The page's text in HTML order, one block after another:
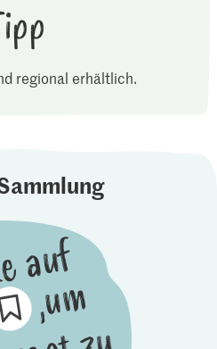
regional erhältlich.